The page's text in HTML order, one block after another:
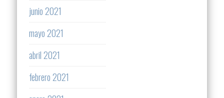
junio 2021
mayo 2021
abril 2021
febrero 2021